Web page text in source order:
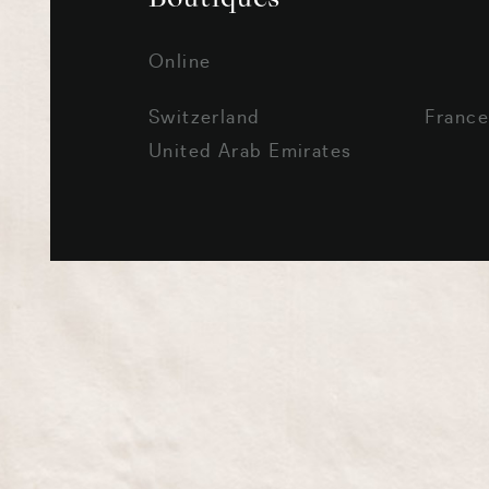
Online
Switzerland
United Arab Emirates
France